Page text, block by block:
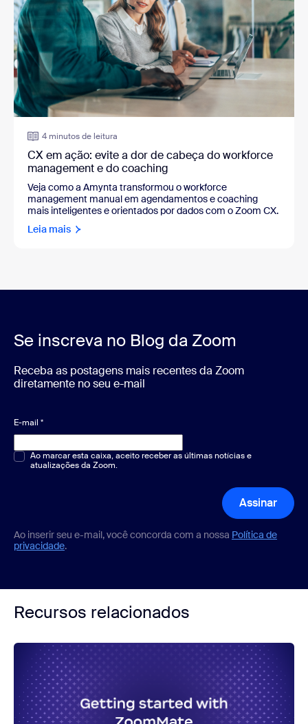
4 minutos de leitura
CX em ação: evite a dor de cabeça do workforce
management e do coaching
Veja como a Amynta transformou o workforce
management manual em agendamentos e coaching
mais inteligentes e orientados por dados com o Zoom CX.
Leia mais
Se inscreva no Blog da Zoom
Receba as postagens mais recentes da Zoom
diretamente no seu e-mail
E-mail *
Múltipla escolha ou resposta única*
Ao marcar esta caixa, aceito receber as últimas notícias e
atualizações da Zoom.
Assinar
Ao inserir seu e-mail, você concorda com a nossa Política de
privacidade.
Recursos relacionados